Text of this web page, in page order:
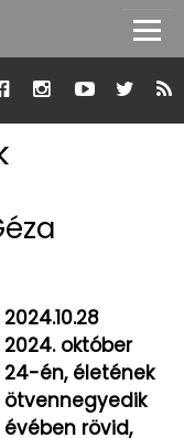
2024.10.28
2024. október
24-én, életének
ötvennegyedik
évében rövid,